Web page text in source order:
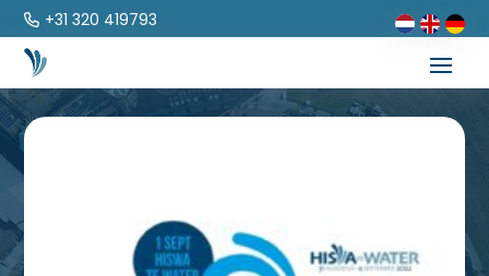
+31 320 419793